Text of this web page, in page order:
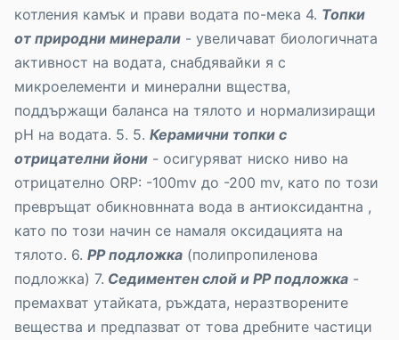
котления камък и прави водата по-мека 4. Топки
от природни минерали - увеличават биологичната
активност на водата, снабдявайки я с
микроелементи и минерални вщества,
поддържащи баланса на тялото и нормализиращи
pH на водата. 5. 5. Керамични топки с
отрицателни йони - осигуряват ниско ниво на
отрицателно ORP: -100mv до -200 mv, като по този
превръщат обикновнната вода в антиоксидантна ,
като по този начин се намаля оксидацията на
тялото. 6. PP подложка (полипропиленова
подложка) 7. Седиментен слой и PP подложка -
премахват утайката, ръждата, неразтворените
вещества и предпазват от това дребните частици